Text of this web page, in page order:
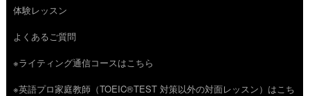
テ
ン
ツ
へ
体験レッスン
よくあるご質問
※ライティング通信コースはこちら
※英語プロ家庭教師（TOEIC®TEST 対策以外の対面レッスン）はこち